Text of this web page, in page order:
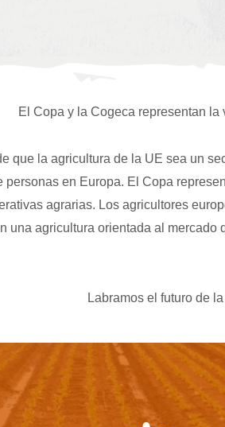
El Copa y la Cogeca representan
que la agricultura de la UE sea un
personas en Europa. El Copa
agrarias. Los agricultores
una agricultura orientada al
Labramos el futuro de